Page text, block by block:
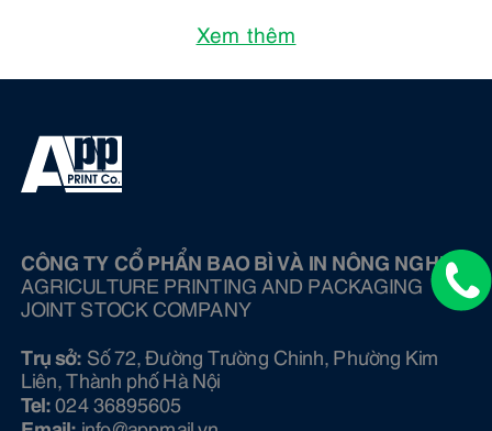
Xem thêm
CÔNG TY CỔ PHẨN BAO BÌ VÀ IN NÔNG NGHIỆP
AGRICULTURE PRINTING AND PACKAGING
JOINT STOCK COMPANY
Trụ sở: Số 72, Đường Trường Chinh, Phường Kim
Liên, Thành phố Hà Nội
Tel:024 36895605